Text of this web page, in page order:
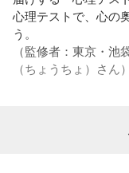
また、有吉は「吉本
ん。それは養成所で
からも受け継がれる
心理テストで、心の
う。
（監修者：東京・
（ちょうちょ）さん）